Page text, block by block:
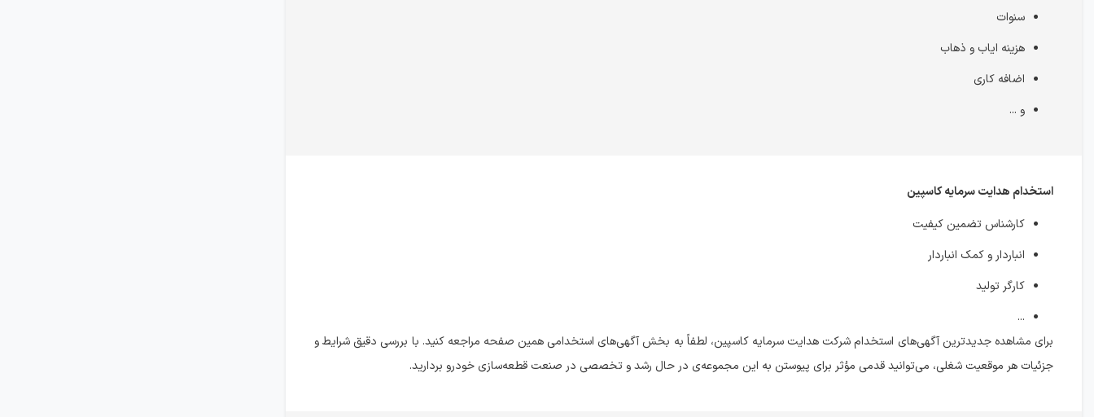
سنوات
هزینه ایاب و ذهاب
اضافه کاری
و ...
استخدام هدایت سرمایه کاسپین
کارشناس تضمین کیفیت
انباردار و کمک انباردار
کارگر تولید
...
برای مشاهده جدیدترین آگهی‌های استخدام شرکت هدایت سرمایه کاسپین، لطفاً به بخش آگهی‌های استخدامی همین صفحه مراجعه کنید. با بررسی دقیق شرایط و
جزئیات هر موقعیت شغلی، می‌توانید قدمی مؤثر برای پیوستن به این مجموعه‌ی در حال رشد و تخصصی در صنعت قطعه‌سازی خودرو بردارید.